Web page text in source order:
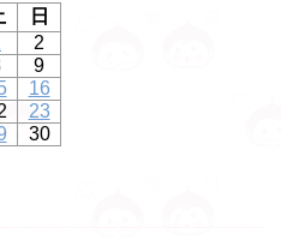
日
2
9
16
23
30